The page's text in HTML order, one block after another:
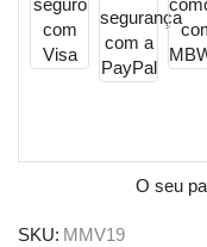
O seu
SKU: MMV19